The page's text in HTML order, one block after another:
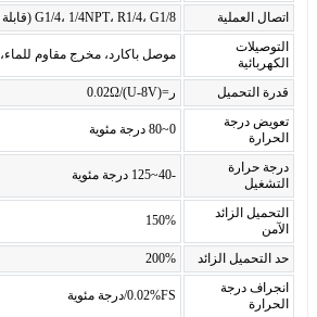
اتصال العملية
G1/4، 1/4NPT، R1/4، G1/8 (قابلة للتخصيص)
التوصيلات
الكهربائية
موصل باكارد، مخرج مقاوم للماء، M12×1
قدرة التحميل
ر=(U-8V)/0.02Ω
تعويض درجة
الحرارة
0~80 درجة مئوية
درجة حرارة
التشغيل
-40~125 درجة مئوية
التحميل الزائد
الآمن
150%
حد التحميل الزائد
200%
انجراف درجة
الحرارة
0.02%FS/درجة مئوية